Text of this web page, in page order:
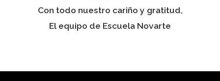
Con todo nuestro cariño y gratitud,
El equipo de Escuela Novarte